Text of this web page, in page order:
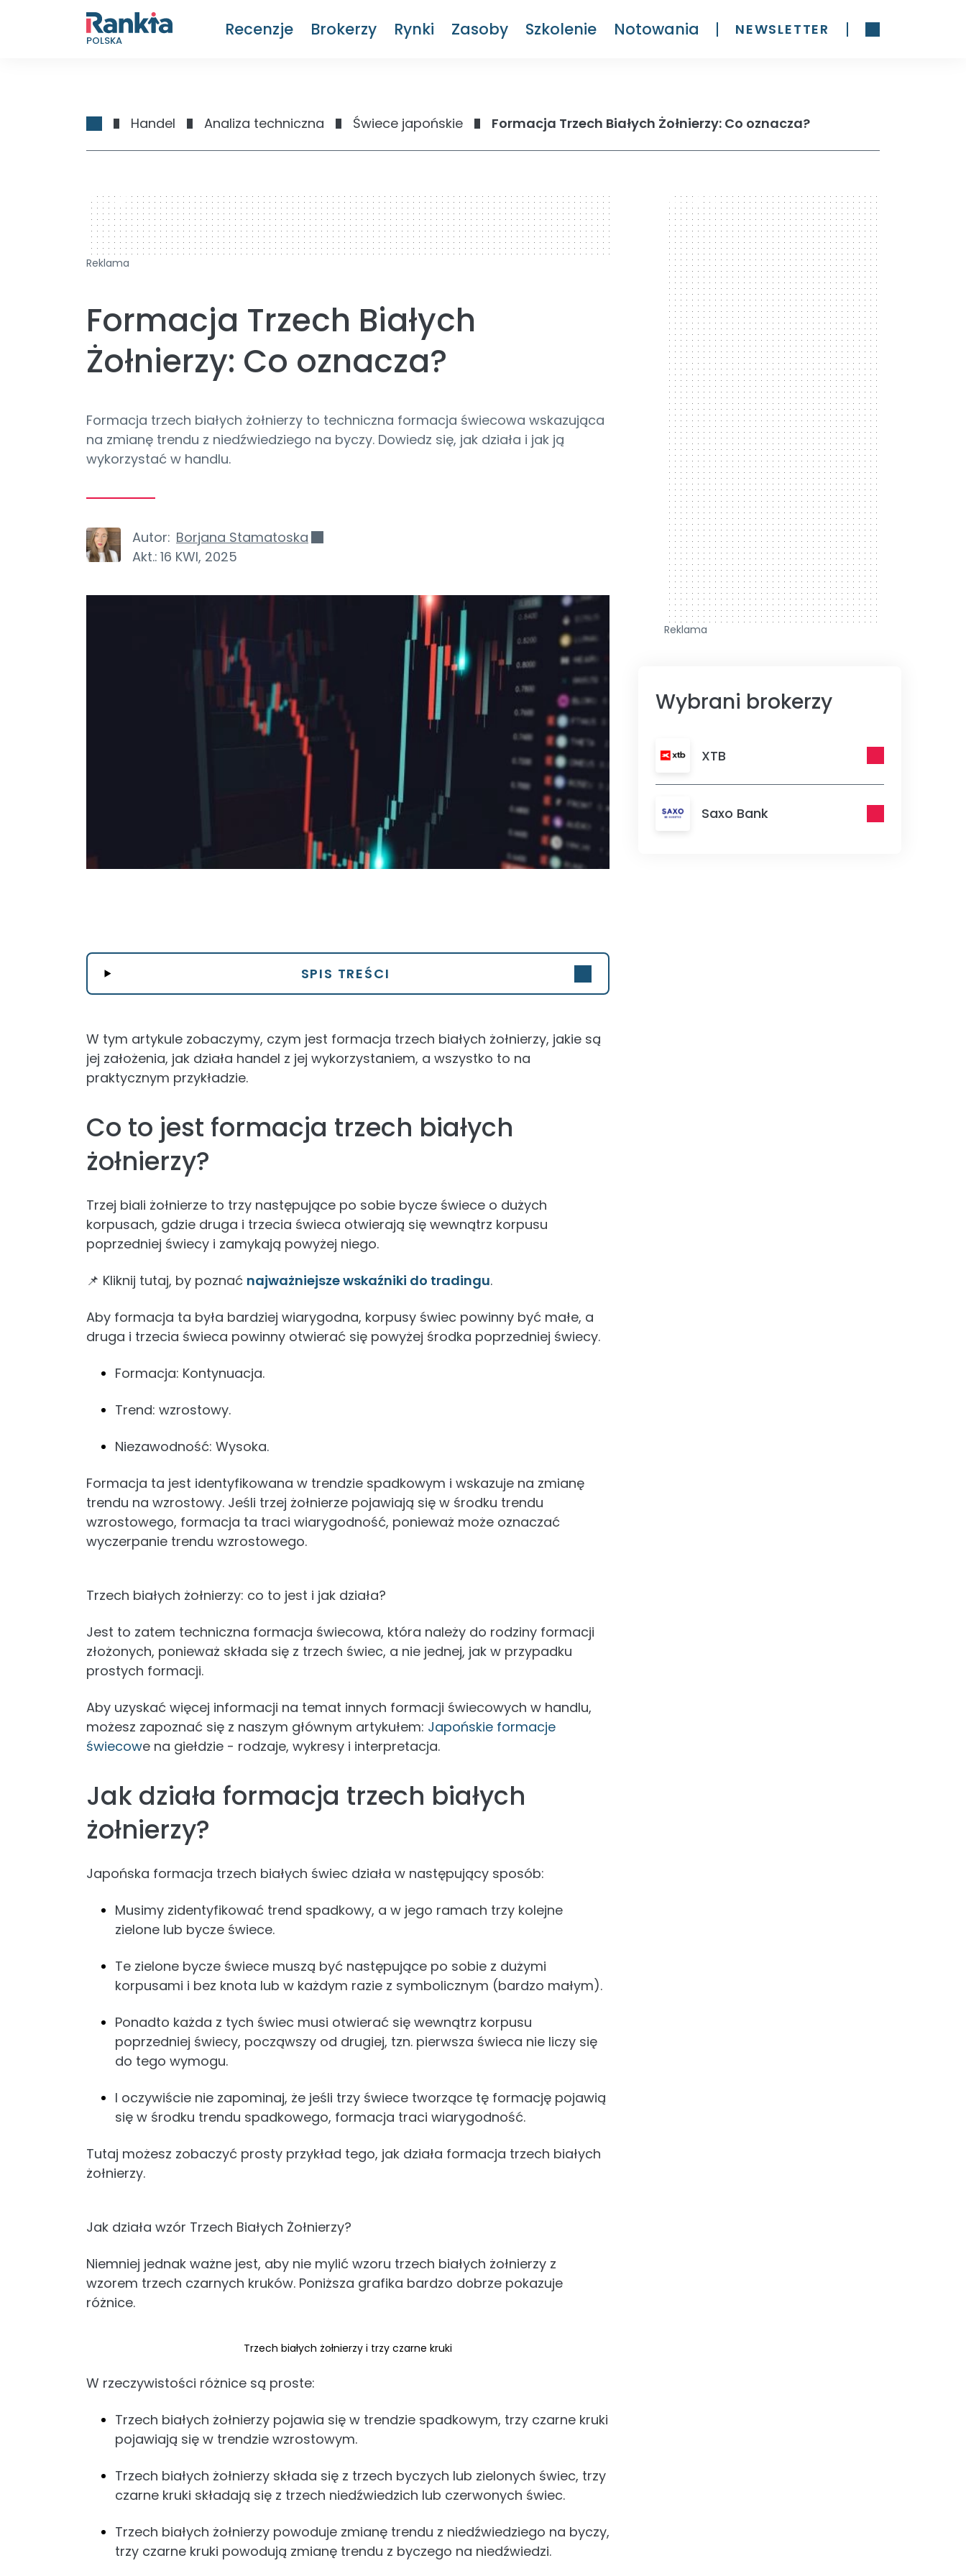
POLSKA
Recenzje Brokerzy Rynki Zasoby Szkolenie Notowania NEWSLETTER
Handel Analiza techniczna Świece japońskie Formacja Trzech Białych Żołnierzy: Co oznacza?
728 x 90
Reklama
Formacja Trzech Białych
Żołnierzy: Co oznacza?
Formacja trzech białych żołnierzy to techniczna formacja świecowa wskazująca
na zmianę trendu z niedźwiedziego na byczy. Dowiedz się, jak działa i jak ją
wykorzystać w handlu.
Autor: Borjana Stamatoska
Akt.: 16 KWI, 2025
SPIS TREŚCI
W tym artykule zobaczymy, czym jest formacja trzech białych żołnierzy, jakie są
jej założenia, jak działa handel z jej wykorzystaniem, a wszystko to na
praktycznym przykładzie.
Co to jest formacja trzech białych
żołnierzy?
Trzej biali żołnierze to trzy następujące po sobie bycze świece o dużych
korpusach, gdzie druga i trzecia świeca otwierają się wewnątrz korpusu
poprzedniej świecy i zamykają powyżej niego.
📌 Kliknij tutaj, by poznać najważniejsze wskaźniki do tradingu.
Aby formacja ta była bardziej wiarygodna, korpusy świec powinny być małe, a
druga i trzecia świeca powinny otwierać się powyżej środka poprzedniej świecy.
Formacja: Kontynuacja.
Trend: wzrostowy.
Niezawodność: Wysoka.
Formacja ta jest identyfikowana w trendzie spadkowym i wskazuje na zmianę
trendu na wzrostowy. Jeśli trzej żołnierze pojawiają się w środku trendu
wzrostowego, formacja ta traci wiarygodność, ponieważ może oznaczać
wyczerpanie trendu wzrostowego.
Trzech białych żołnierzy: co to jest i jak działa?
Jest to zatem techniczna formacja świecowa, która należy do rodziny formacji
złożonych, ponieważ składa się z trzech świec, a nie jednej, jak w przypadku
prostych formacji.
Aby uzyskać więcej informacji na temat innych formacji świecowych w handlu,
możesz zapoznać się z naszym głównym artykułem: Japońskie formacje
świecowe na giełdzie - rodzaje, wykresy i interpretacja.
Jak działa formacja trzech białych
żołnierzy?
Japońska formacja trzech białych świec działa w następujący sposób:
Musimy zidentyfikować trend spadkowy, a w jego ramach trzy kolejne
zielone lub bycze świece.
Te zielone bycze świece muszą być następujące po sobie z dużymi
korpusami i bez knota lub w każdym razie z symbolicznym (bardzo małym).
Ponadto każda z tych świec musi otwierać się wewnątrz korpusu
poprzedniej świecy, począwszy od drugiej, tzn. pierwsza świeca nie liczy się
do tego wymogu.
I oczywiście nie zapominaj, że jeśli trzy świece tworzące tę formację pojawią
się w środku trendu spadkowego, formacja traci wiarygodność.
Tutaj możesz zobaczyć prosty przykład tego, jak działa formacja trzech białych
żołnierzy.
Jak działa wzór Trzech Białych Żołnierzy?
Niemniej jednak ważne jest, aby nie mylić wzoru trzech białych żołnierzy z
wzorem trzech czarnych kruków. Poniższa grafika bardzo dobrze pokazuje
różnice.
Trzech białych żołnierzy i trzy czarne kruki
W rzeczywistości różnice są proste:
Trzech białych żołnierzy pojawia się w trendzie spadkowym, trzy czarne kruki
pojawiają się w trendzie wzrostowym.
Trzech białych żołnierzy składa się z trzech byczych lub zielonych świec, trzy
czarne kruki składają się z trzech niedźwiedzich lub czerwonych świec.
Trzech białych żołnierzy powoduje zmianę trendu z niedźwiedziego na byczy,
trzy czarne kruki powodują zmianę trendu z byczego na niedźwiedzi.
300 x 600
Reklama
Wybrani brokerzy
XTB
Saxo Bank